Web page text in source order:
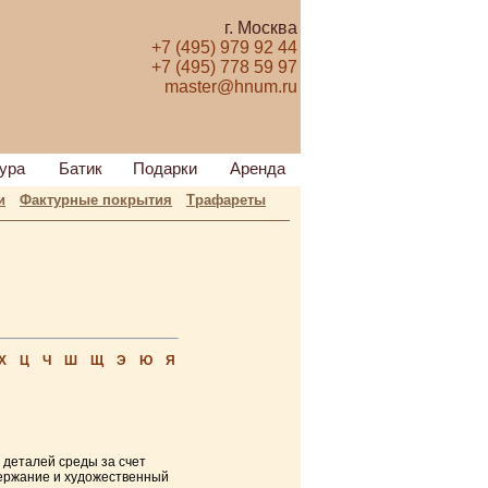
г. Москва
+7 (495) 979 92 44
+7 (495) 778 59 97
master@hnum.ru
Батик Подарки Аренда
Фактурные покрытия
Трафареты
Ц Ч Ш Щ Э Ю Я
среды за счет
и художественный